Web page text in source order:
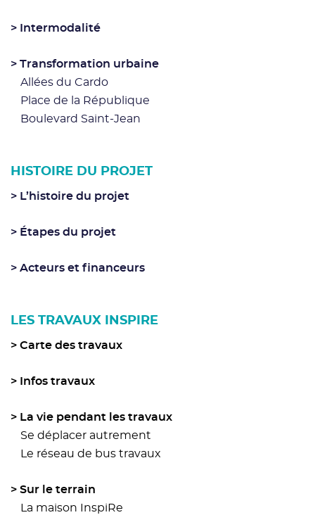
Intermodalité
Transformation urbaine
Allées du Cardo
Place de la République
Boulevard Saint-Jean
HISTOIRE DU PROJET
L’histoire du projet
Étapes du projet
Acteurs et financeurs
LES TRAVAUX INSPIRE
Carte des travaux
Infos travaux
La vie pendant les travaux
Se déplacer autrement
Le réseau de bus travaux
Sur le terrain
La maison InspiRe